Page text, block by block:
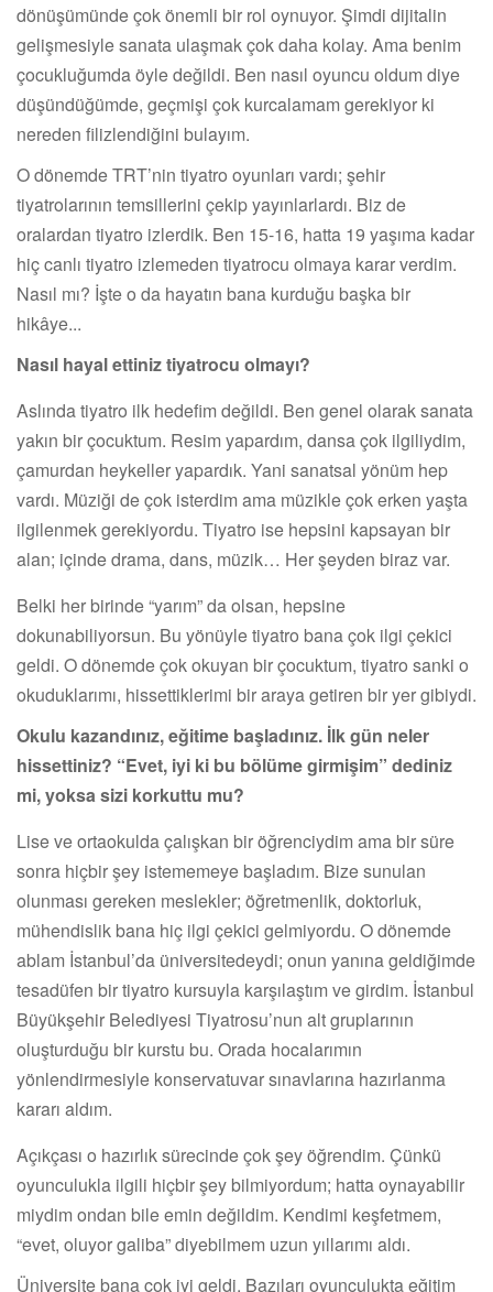
dönüşümünde çok önemli bir rol oynuyor. Şimdi dijitalin
gelişmesiyle sanata ulaşmak çok daha kolay. Ama benim
çocukluğumda öyle değildi. Ben nasıl oyuncu oldum diye
düşündüğümde, geçmişi çok kurcalamam gerekiyor ki
nereden filizlendiğini bulayım.
O dönemde TRT’nin tiyatro oyunları vardı; şehir
tiyatrolarının temsillerini çekip yayınlarlardı. Biz de
oralardan tiyatro izlerdik. Ben 15-16, hatta 19 yaşıma kadar
hiç canlı tiyatro izlemeden tiyatrocu olmaya karar verdim.
Nasıl mı? İşte o da hayatın bana kurduğu başka bir
hikâye...
Nasıl hayal ettiniz tiyatrocu olmayı?
Aslında tiyatro ilk hedefim değildi. Ben genel olarak sanata
yakın bir çocuktum. Resim yapardım, dansa çok ilgiliydim,
çamurdan heykeller yapardık. Yani sanatsal yönüm hep
vardı. Müziği de çok isterdim ama müzikle çok erken yaşta
ilgilenmek gerekiyordu. Tiyatro ise hepsini kapsayan bir
alan; içinde drama, dans, müzik… Her şeyden biraz var.
Belki her birinde “yarım” da olsan, hepsine
dokunabiliyorsun. Bu yönüyle tiyatro bana çok ilgi çekici
geldi. O dönemde çok okuyan bir çocuktum, tiyatro sanki o
okuduklarımı, hissettiklerimi bir araya getiren bir yer gibiydi.
Okulu kazandınız, eğitime başladınız. İlk gün neler
hissettiniz? “Evet, iyi ki bu bölüme girmişim” dediniz
mi, yoksa sizi korkuttu mu?
Lise ve ortaokulda çalışkan bir öğrenciydim ama bir süre
sonra hiçbir şey istememeye başladım. Bize sunulan
olunması gereken meslekler; öğretmenlik, doktorluk,
mühendislik bana hiç ilgi çekici gelmiyordu. O dönemde
ablam İstanbul’da üniversitedeydi; onun yanına geldiğimde
tesadüfen bir tiyatro kursuyla karşılaştım ve girdim. İstanbul
Büyükşehir Belediyesi Tiyatrosu’nun alt gruplarının
oluşturduğu bir kurstu bu. Orada hocalarımın
yönlendirmesiyle konservatuvar sınavlarına hazırlanma
kararı aldım.
Açıkçası o hazırlık sürecinde çok şey öğrendim. Çünkü
oyunculukla ilgili hiçbir şey bilmiyordum; hatta oynayabilir
miydim ondan bile emin değildim. Kendimi keşfetmem,
“evet, oluyor galiba” diyebilmem uzun yıllarımı aldı.
Üniversite bana çok iyi geldi. Bazıları oyunculukta eğitim